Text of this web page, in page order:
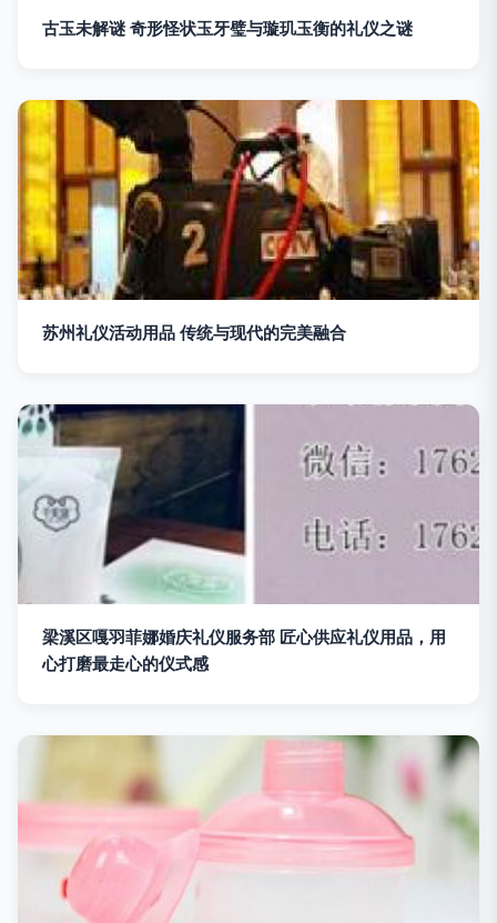
古玉未解谜 奇形怪状玉牙璧与璇玑玉衡的礼仪之谜
苏州礼仪活动用品 传统与现代的完美融合
梁溪区嘎羽菲娜婚庆礼仪服务部 匠心供应礼仪用品，用
心打磨最走心的仪式感